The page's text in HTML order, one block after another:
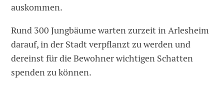
auskommen.
Rund 300 Jungbäume warten zurzeit in Arlesheim
darauf, in der Stadt verpflanzt zu werden und
dereinst für die Bewohner wichtigen Schatten
spenden zu können.